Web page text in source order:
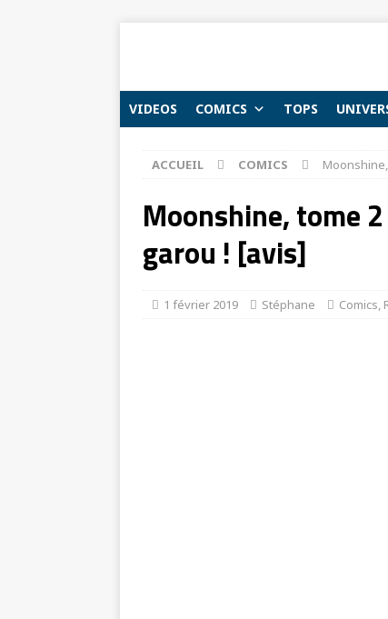
VIDEOS COMICS TOPS
ACCUEIL COMICS
Moonshine, tome
garou ! [avis]
1 février 2019 Stéphane Comics,